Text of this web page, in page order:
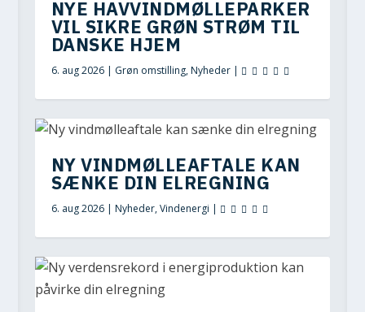
NYE HAVVINDMØLLEPARKER
VIL SIKRE GRØN STRØM TIL
DANSKE HJEM
6. aug 2026| Grøn omstilling,Nyheder|
NY VINDMØLLEAFTALE KAN
SÆNKE DIN ELREGNING
6. aug 2026| Nyheder,Vindenergi |